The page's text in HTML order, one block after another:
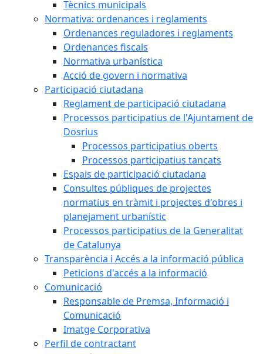
Tècnics municipals
Normativa: ordenances i reglaments
Ordenances reguladores i reglaments
Ordenances fiscals
Normativa urbanística
Acció de govern i normativa
Participació ciutadana
Reglament de participació ciutadana
Processos participatius de l'Ajuntament de
Dosrius
Processos participatius oberts
Processos participatius tancats
Espais de participació ciutadana
Consultes públiques de projectes
normatius en tràmit i projectes d'obres i
planejament urbanístic
Processos participatius de la Generalitat
de Catalunya
Transparència i Accés a la informació pública
Peticions d'accés a la informació
Comunicació
Responsable de Premsa, Informació i
Comunicació
Imatge Corporativa
Perfil de contractant